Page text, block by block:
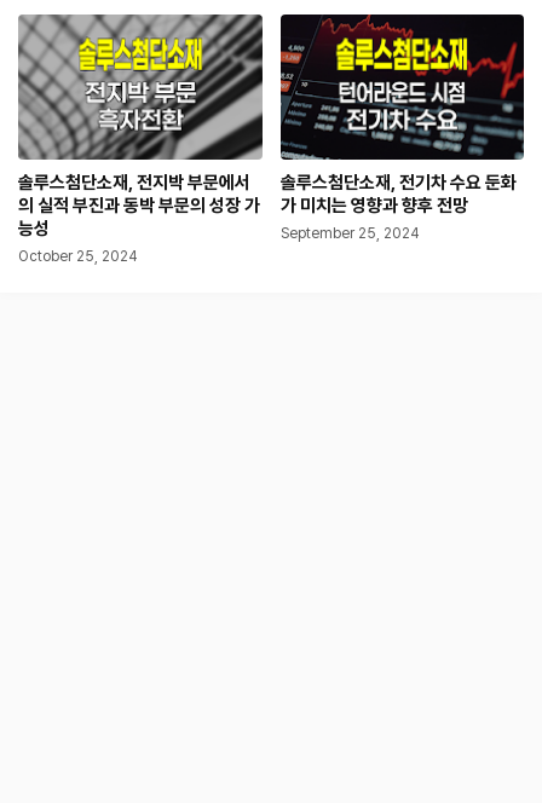
솔루스첨단소재, 전지박 부문에서
의 실적 부진과 동박 부문의 성장 가
능성
October 25, 2024
솔루스첨단소재, 전기차 수요 둔화
가 미치는 영향과 향후 전망
September 25, 2024